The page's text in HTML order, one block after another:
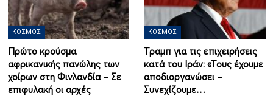
ΚΌΣΜΟΣ
Πρώτο κρούσμα
αφρικανικής πανώλης των
χοίρων στη Φινλανδία – Σε
επιφυλακή οι αρχές
ΚΌΣΜΟΣ
Τραμπ για τις επιχειρήσεις
κατά του Ιράν: «Τους έχουμε
αποδιοργανώσει –
Συνεχίζουμε…